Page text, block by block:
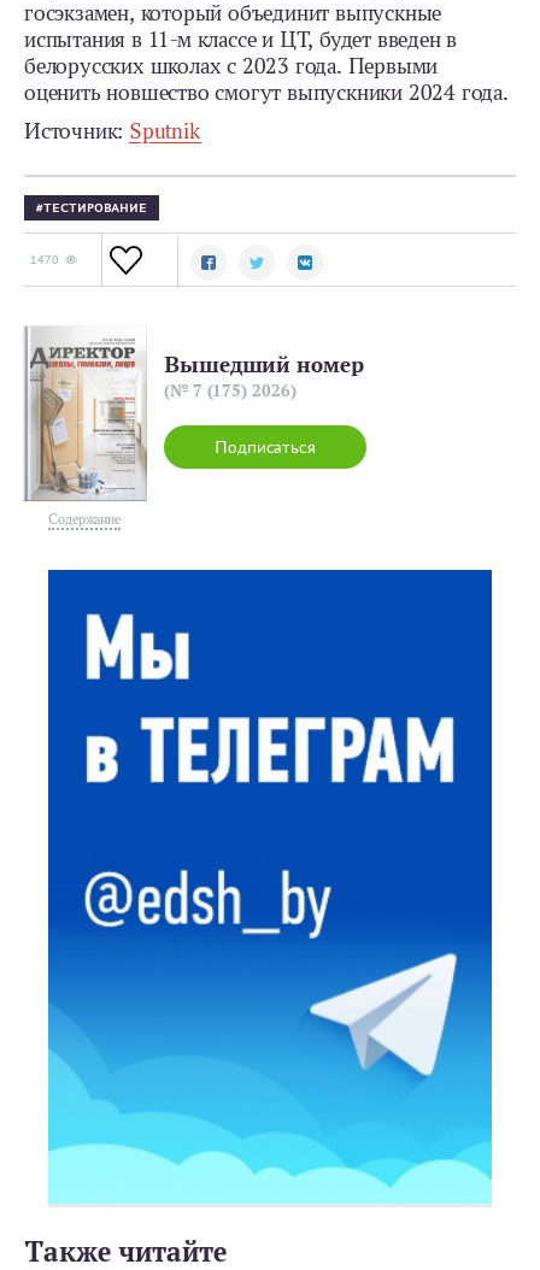
госэкзамен, который объединит выпускные
испытания в 11-м классе и ЦТ, будет введен в
белорусских школах с 2023 года. Первыми
оценить новшество смогут выпускники 2024 года.
Источник: Sputnik
ТЕСТИРОВАНИЕ
1470
Содержание
Подписаться
Вышедший номер
(№ 7 (175) 2026)
Также читайте